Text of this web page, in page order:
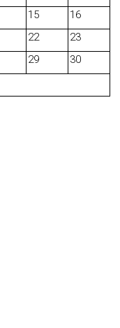
15
16
22
23
29
30